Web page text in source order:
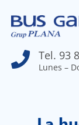
 Tel. 93
Lunes –